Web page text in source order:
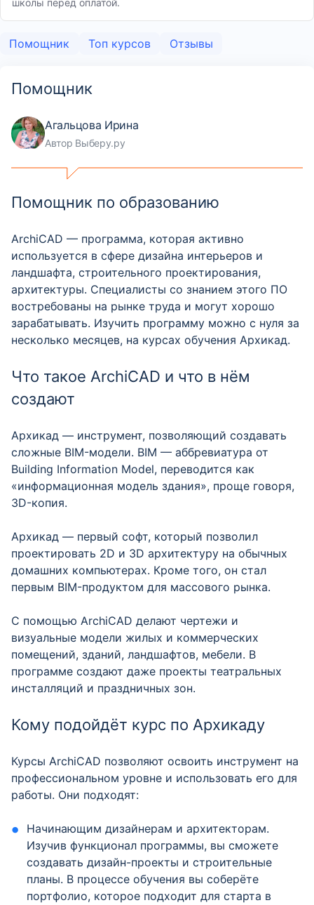
школы перед оплатой.
Помощник Топ курсов Отзывы
Помощник
Агальцова Ирина
Автор Выберу.ру
Помощник по образованию
ArchiCAD — программа, которая активно
используется в сфере дизайна интерьеров и
ландшафта, строительного проектирования,
архитектуры. Специалисты со знанием этого ПО
востребованы на рынке труда и могут хорошо
зарабатывать. Изучить программу можно с нуля за
несколько месяцев, на курсах обучения Архикад.
Что такое ArchiCAD и что в нём
создают
Архикад — инструмент, позволяющий создавать
сложные BIM-модели. BIM — аббревиатура от
Building Information Model, переводится как
«информационная модель здания», проще говоря,
3D-копия.
Архикад — первый софт, который позволил
проектировать 2D и 3D архитектуру на обычных
домашних компьютерах. Кроме того, он стал
первым BIM-продуктом для массового рынка.
С помощью ArchiCAD делают чертежи и
визуальные модели жилых и коммерческих
помещений, зданий, ландшафтов, мебели. В
программе создают даже проекты театральных
инсталляций и праздничных зон.
Кому подойдёт курс по Архикаду
Курсы ArchiCAD позволяют освоить инструмент на
профессиональном уровне и использовать его для
работы. Они подходят:
Начинающим дизайнерам и архитекторам.
Изучив функционал программы, вы сможете
создавать дизайн-проекты и строительные
планы. В процессе обучения вы соберёте
портфолио, которое подходит для старта в